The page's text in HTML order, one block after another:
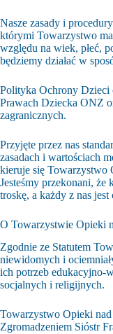
Nasze zasady i
którymi Towarzystwo
względu na wiek, płeć,
będziemy działać w
Polityka Ochrony Dzieci
Prawach Dziecka ONZ
zagranicznych.
Przyjęte przez nas
zasadach i wartościach
kieruje się Towarzystwo
Jesteśmy przekonani, że
troskę, a każdy z nas
O Towarzystwie Opieki
Zgodnie ze Statutem
niewidomych i
ich potrzeb edukacyjno-
socjalnych i religijnych.
Towarzystwo Opieki nad
Zgromadzeniem Sióstr